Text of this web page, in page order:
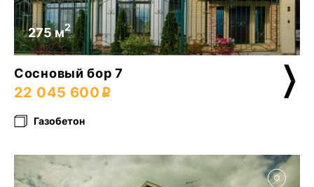
275 м2
Сосновый бор 7
22 045 600
Газобетон